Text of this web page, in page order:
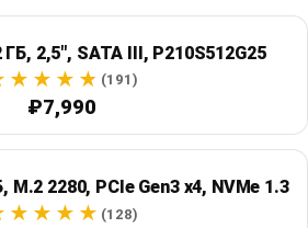
2,5", SATA III, P210S512G25
(191)
₽7,990
M.2 2280, PCIe Gen3 x4, NVMe 1.3
(128)